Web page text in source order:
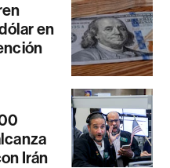
en
Irán